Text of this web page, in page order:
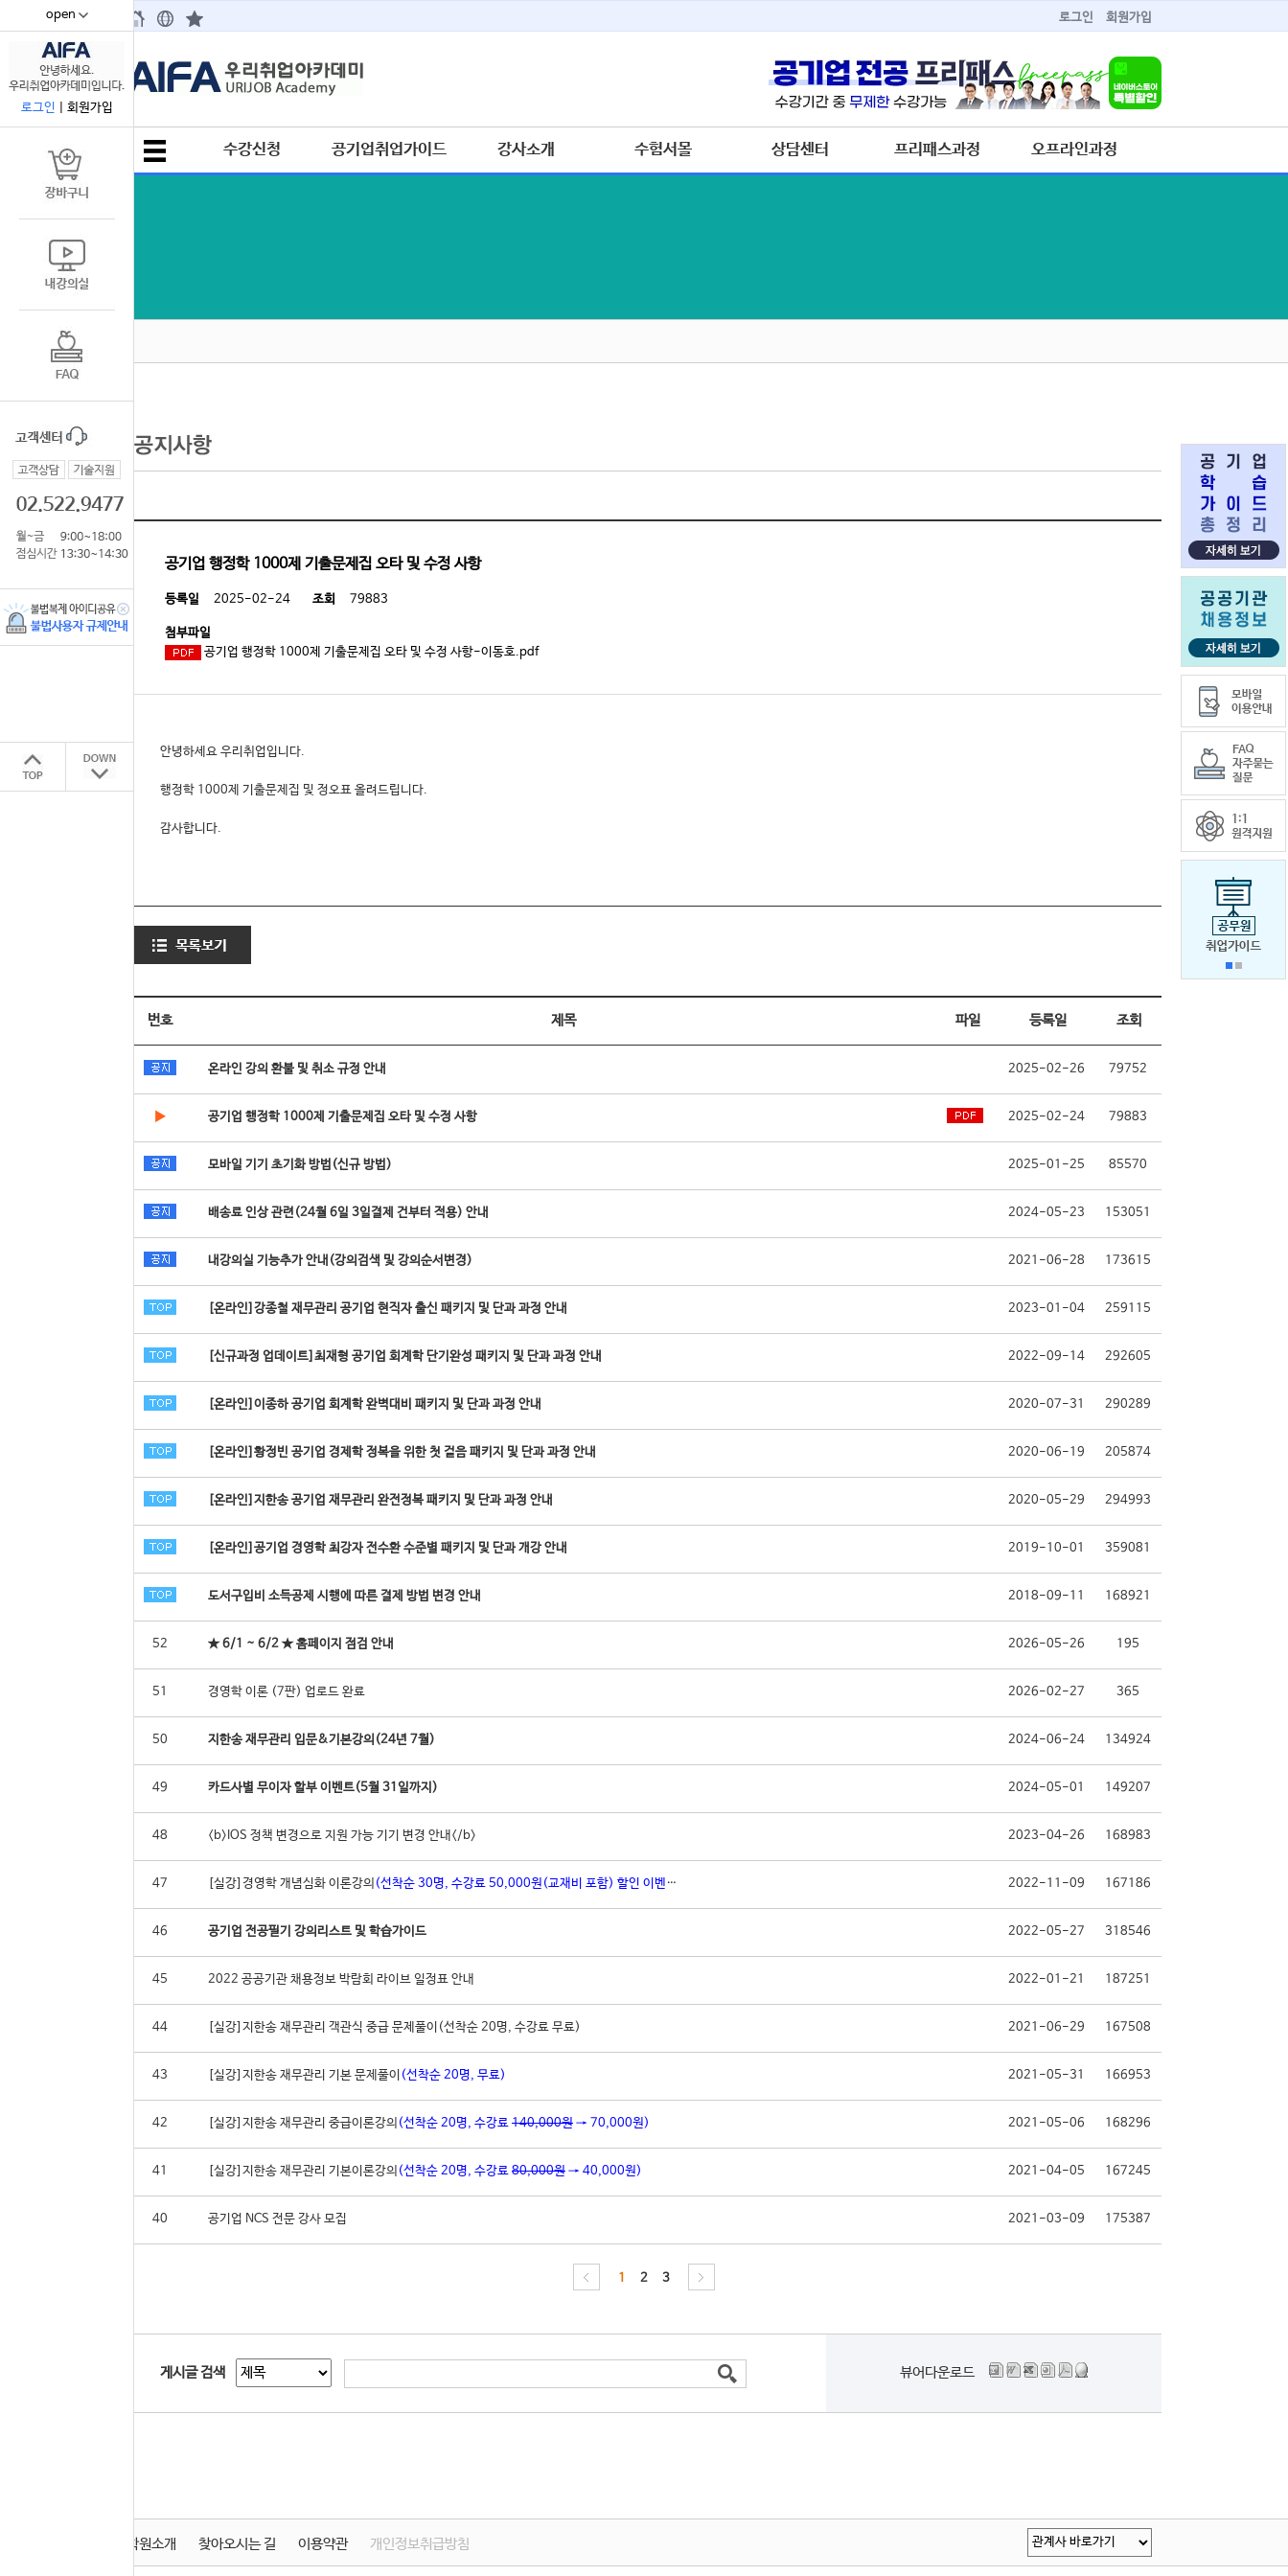
로그인 회원가입
open
로그인 회원가입
수강신청 공기업취업가이드 강사소개 수험서몰 상담센터 프리패스과정 오프라인과정
공기업 행정학 1000제 기출문제집 오타 및 수정 사항
등록일 2025-02-24 조회 79883
첨부파일
공기업 행정학 1000제 기출문제집 오타 및 수정 사항-이동호.pdf
안녕하세요 우리취업입니다.
행정학 1000제 기출문제집 및 정오표 올려드립니다.
감사합니다.
번호 제목 파일 등록일 조회
온라인 강의 환불 및 취소 규정 안내 2025-02-26 79752
▶ 공기업 행정학 1000제 기출문제집 오타 및 수정 사항 2025-02-24 79883
모바일 기기 초기화 방법(신규 방법) 2025-01-25 85570
배송료 인상 관련(24월 6일 3일결제 건부터 적용) 안내 2024-05-23 153051
내강의실 기능추가 안내(강의검색 및 강의순서변경) 2021-06-28 173615
[온라인]강종철 재무관리 공기업 현직자 출신 패키지 및 단과 과정 안내 2023-01-04 259115
[신규과정 업데이트]최재형 공기업 회계학 단기완성 패키지 및 단과 과정 안내 2022-09-14 292605
[온라인]이종하 공기업 회계학 완벽대비 패키지 및 단과 과정 안내 2020-07-31 290289
[온라인]황정빈 공기업 경제학 정복을 위한 첫 걸음 패키지 및 단과 과정 안내 2020-06-19 205874
[온라인]지한송 공기업 재무관리 완전정복 패키지 및 단과 과정 안내 2020-05-29 294993
[온라인]공기업 경영학 최강자 전수환 수준별 패키지 및 단과 개강 안내 2019-10-01 359081
도서구입비 소득공제 시행에 따른 결제 방법 변경 안내 2018-09-11 168921
52 ★ 6/1 ~ 6/2 ★ 홈페이지 점검 안내 2026-05-26 195
51 경영학 이론 (7판) 업로드 완료 2026-02-27 365
50 지한송 재무관리 입문&기본강의(24년 7월) 2024-06-24 134924
49 카드사별 무이자 할부 이벤트(5월 31일까지) 2024-05-01 149207
48 <b>IOS 정책 변경으로 지원 가능 기기 변경 안내</b> 2023-04-26 168983
47 [실강]경영학 개념심화 이론강의 (선착순 30명, 수강료 50,000원(교재비 포함) 할인 이벤트!) 2022-11-09 167186
46 공기업 전공필기 강의리스트 및 학습가이드 2022-05-27 318546
45 2022 공공기관 채용정보 박람회 라이브 일정표 안내 2022-01-21 187251
44 [실강]지한송 재무관리 객관식 중급 문제풀이(선착순 20명, 수강료 무료) 2021-06-29 167508
43 [실강]지한송 재무관리 기본 문제풀이 (선착순 20명, 무료) 2021-05-31 166953
42 [실강]지한송 재무관리 중급이론강의 (선착순 20명, 수강료 140,000원 → 70,000원) 2021-05-06 168296
41 [실강]지한송 재무관리 기본이론강의 (선착순 20명, 수강료 80,000원 → 40,000원) 2021-04-05 167245
40 공기업 NCS 전문 강사 모집 2021-03-09 175387
1 2 3
게시글 검색 뷰어다운로드
학원소개 찾아오시는 길 이용약관 개인정보취급방침